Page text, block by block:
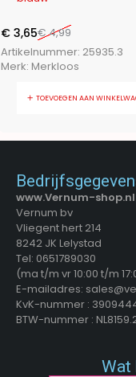
€4,99
€ 3,65
Artikelnummer: 25935.3
Merk: Merkloos
TOEVOEGEN AAN
www.Vernum-shop.nl
Vernum bv
Vliegent hert 214
8242 JK Lelystad
Tel: 0651789030
(ma t/m vr 10:00 t/m
E-mailadres:
KvK-nummer :
BTW-nummer :
Wat